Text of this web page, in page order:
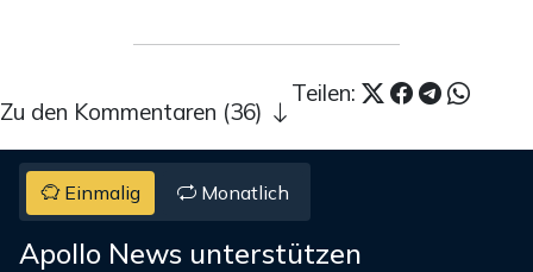
Teilen:
Zu den Kommentaren (36)
Einmalig Monatlich
Apollo News unterstützen